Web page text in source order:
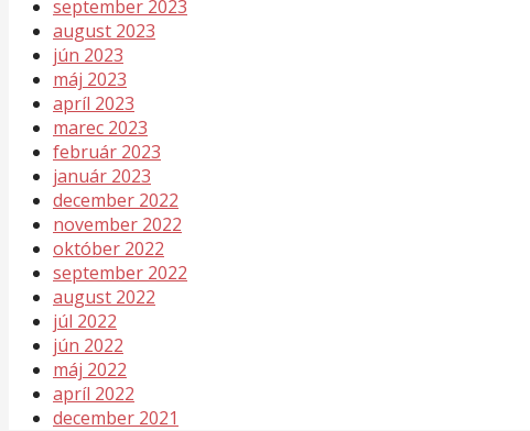
september 2023
august 2023
jún 2023
máj 2023
apríl 2023
marec 2023
február 2023
január 2023
december 2022
november 2022
október 2022
september 2022
august 2022
júl 2022
jún 2022
máj 2022
apríl 2022
december 2021